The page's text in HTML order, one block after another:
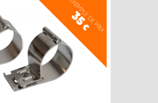
EXEMPLE DE PRIX
35
€